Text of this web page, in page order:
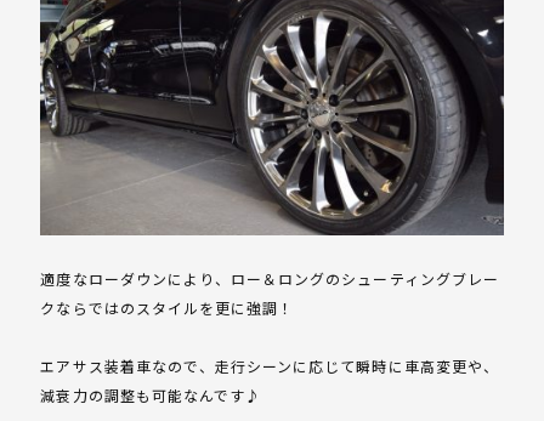
適度なローダウンにより、ロー＆ロングのシューティングブレー
クならではのスタイルを更に強調！
エアサス装着車なので、走行シーンに応じて瞬時に車高変更や、
減衰力の調整も可能なんです♪